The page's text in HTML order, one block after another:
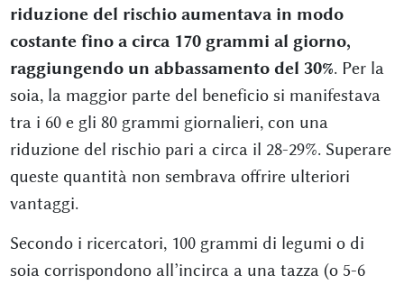
riduzione del rischio aumentava in modo
costante fino a circa 170 grammi al giorno,
raggiungendo un abbassamento del 30%. Per la
soia, la maggior parte del beneficio si manifestava
tra i 60 e gli 80 grammi giornalieri, con una
riduzione del rischio pari a circa il 28-29%. Superare
queste quantità non sembrava offrire ulteriori
vantaggi.
Secondo i ricercatori, 100 grammi di legumi o di
soia corrispondono all’incirca a una tazza (o 5-6